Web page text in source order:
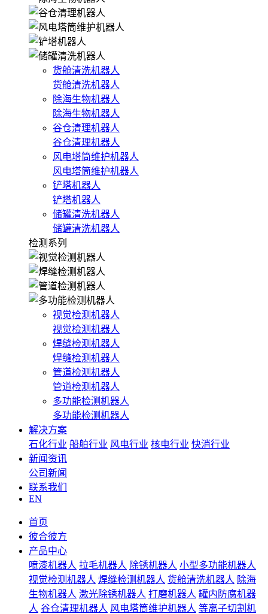
货舱清洗机器人
货舱清洗机器人
除海生物机器人
除海生物机器人
谷仓清理机器人
谷仓清理机器人
风电塔筒维护机器人
风电塔筒维护机器人
铲塔机器人
铲塔机器人
储罐清洗机器人
储罐清洗机器人
检测系列
视觉检测机器人
视觉检测机器人
焊缝检测机器人
焊缝检测机器人
管道检测机器人
管道检测机器人
多功能检测机器人
多功能检测机器人
解决方案
石化行业 船舶行业 风电行业 核电行业 快消行业
新闻资讯
公司新闻
联系我们
EN
首页
彼合彼方
产品中心
喷漆机器人 拉毛机器人 除锈机器人 小型多功能机器人
视觉检测机器人 焊缝检测机器人 货舱清洗机器人 除海
生物机器人 激光除锈机器人 打磨机器人 罐内防腐机器
人 谷仓清理机器人 风电塔筒维护机器人 等离子切割机